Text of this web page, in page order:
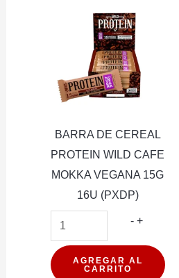
BARRA DE CEREAL
PROTEIN WILD CAFE
MOKKA VEGANA 15G
16U (PXDP)
- BARRA
+
AGREGAR AL
CARRITO